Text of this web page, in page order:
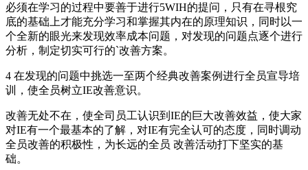
必须在学习的过程中要善于进行5WIH的提问，只有在寻根究
底的基础上才能充分学习和掌握其内在的原理知识，同时以一
个全新的眼光来发现效率成本问题，对发现的问题点逐个进行
分析，制定切实可行的`改善方案。
4 在发现的问题中挑选一至两个经典改善案例进行全员宣导培
训，使全员树立IE改善意识。
改善无处不在，使全司员工认识到IE的巨大改善效益，使大家
对IE有一个最基本的了解，对IE有完全认可的态度，同时调动
全员改善的积极性，为长远的全员 改善活动打下坚实的基
础。